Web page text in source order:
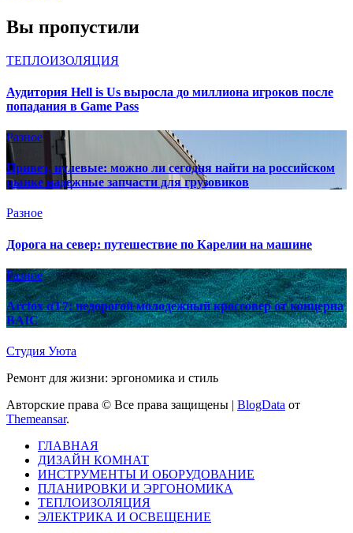
Вы пропустили
ТЕПЛОИЗОЛЯЦИЯ
Аудитория Hell is Us выросла до миллиона игроков после
попадания в Game Pass
Разное
Привет, нулевые: можно ли сегодня найти на российском
рынке надежные запчасти для грузовиков
Разное
Дорога на север: путешествие по Карелии на машине
Разное
Arcfox αT7: недорогой молодежный кроссовер от концерна
BAIC
Студия Уюта
Ремонт для жизни: эргономика и стиль
Авторские права © Все права защищены | BlogData от
Themeansar.
ГЛАВНАЯ
ДИЗАЙН КОМНАТ
ИНСТРУМЕНТЫ И ОБОРУДОВАНИЕ
ПЛАНИРОВКИ И ЭРГОНОМИКА
ТЕПЛОИЗОЛЯЦИЯ
ЭЛЕКТРИКА И ОСВЕЩЕНИЕ